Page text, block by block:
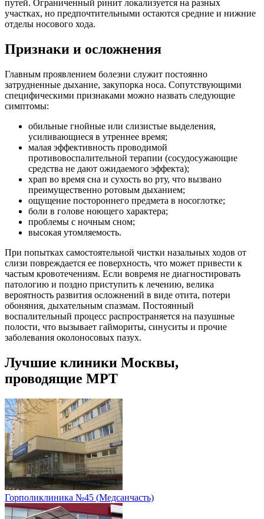
путей. Ограниченный ринит локализуется на разных
участках, но предпочтительными остаются средние и нижние
отделы носового хода.
Признаки и осложнения
Главным проявлением болезни служит постоянно
затрудненные дыхание, закупорка носа. Сопутствующими
специфическими признаками можно назвать следующие
симптомы:
обильные гнойные или слизистые выделения,
усиливающиеся в утреннее время;
малая эффективность проводимой
противовоспалительной терапии (сосудосужающие
средства не дают ожидаемого эффекта);
храп во время сна и сухость во рту, что вызвано
преимущественно ротовым дыханием;
ощущение постороннего предмета в носоглотке;
боли в голове ноющего характера;
проблемы с ночным сном;
высокая утомляемость.
При попытках самостоятельной чистки назальных ходов от
слизи повреждается ее поверхность, что может привести к
частым кровотечениям. Если вовремя не диагностировать
патологию и поздно приступить к лечению, велика
вероятность развития осложнений в виде отита, потери
обоняния, дыхательным спазмам. Постоянный
воспалительный процесс распространяется на пазушные
полости, что вызывает гаймориты, синуситы и прочие
заболевания околоносовых пазух.
Лучшие клиники Москвы,
проводящие МРТ
Горполиклиника №45 (Медсанчасть)